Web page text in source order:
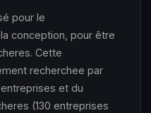
pour le
conception, pour être
Cette
recherchee par
et du
(130 entreprises